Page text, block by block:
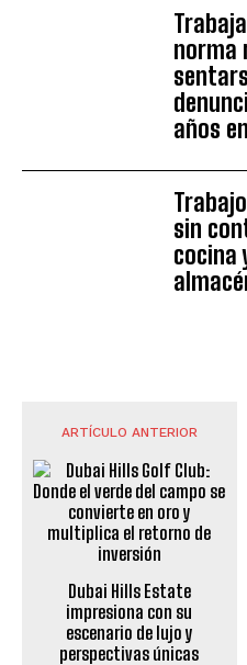
norma
años
sin
cocina
ARTÍCULO ANTERIOR
Dubai Hills Estate
impresiona con su
escenario de lujo y
perspectivas únicas